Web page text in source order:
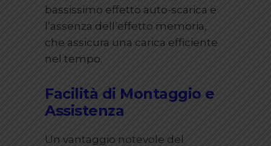
bassissimo effetto auto-scarica e
l’assenza dell’effetto memoria,
che assicura una carica efficiente
nel tempo.
Facilità di Montaggio e
Assistenza
Un vantaggio notevole del